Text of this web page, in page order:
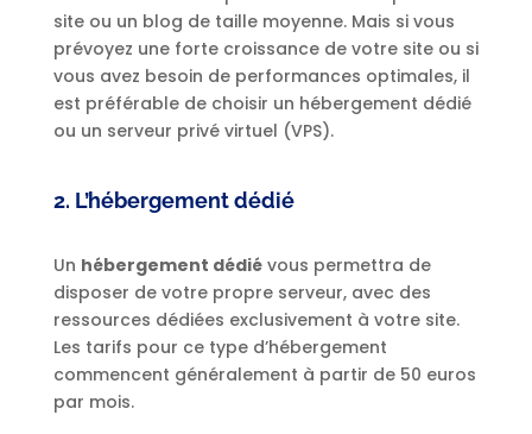
site ou un blog de taille moyenne. Mais si vous
prévoyez une forte croissance de votre site ou si
vous avez besoin de performances optimales, il
est préférable de choisir un hébergement dédié
ou un serveur privé virtuel (VPS).
2. L’hébergement dédié
Un hébergement dédiévous permettra de
disposer de votre propre serveur, avec des
ressources dédiées exclusivement à votre site.
Les tarifs pour ce type d’hébergement
commencent généralement à partir de 50 euros
par mois.